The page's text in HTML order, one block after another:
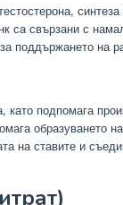
са свързани с
поддържането на
подпомага
образуването
на ставите и